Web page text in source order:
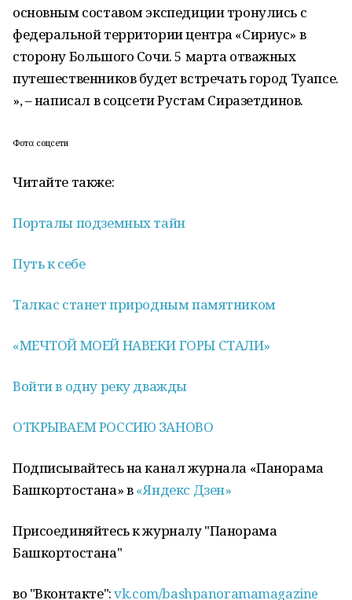
основным составом экспедиции тронулись с
федеральной территории центра «Сириус» в
сторону Большого Сочи. 5 марта отважных
путешественников будет встречать город Туапсе.
», – написал в соцсети Рустам Сиразетдинов.
Фото: соцсети
Читайте также:
Порталы подземных тайн
Путь к себе
Талкас станет природным памятником
«МЕЧТОЙ МОЕЙ НАВЕКИ ГОРЫ СТАЛИ»
Войти в одну реку дважды
ОТКРЫВАЕМ РОССИЮ ЗАНОВО
Подписывайтесь на канал журнала «Панорама
Башкортостана» в«Яндекс Дзен»
Присоединяйтесь к журналу "Панорама
Башкортостана"
во "Вконтакте":vk.com/bashpanoramamagazine